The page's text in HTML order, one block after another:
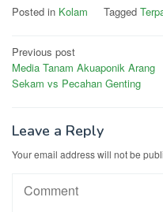
Posted in Kolam Tagged
Post
navigation
Previous post
Media Tanam Akuaponik Arang
Sekam vs Pecahan Genting
Leave a Reply
Your email address will not be